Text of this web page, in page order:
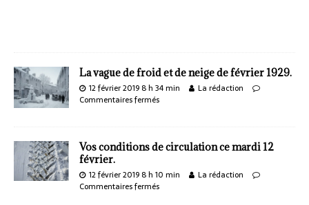
La vague de froid et de neige de février 1929.
12 février 2019 8 h 34 min
La rédaction
Commentaires fermés
Vos conditions de circulation ce mardi 12
février.
12 février 2019 8 h 10 min
La rédaction
Commentaires fermés